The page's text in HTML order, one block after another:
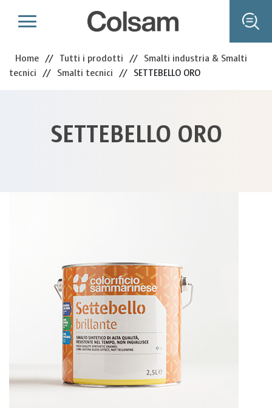
Home // Tutti i prodotti // Smalti industria & Smalti
tecnici // Smalti tecnici // SETTEBELLO ORO
SETTEBELLO ORO